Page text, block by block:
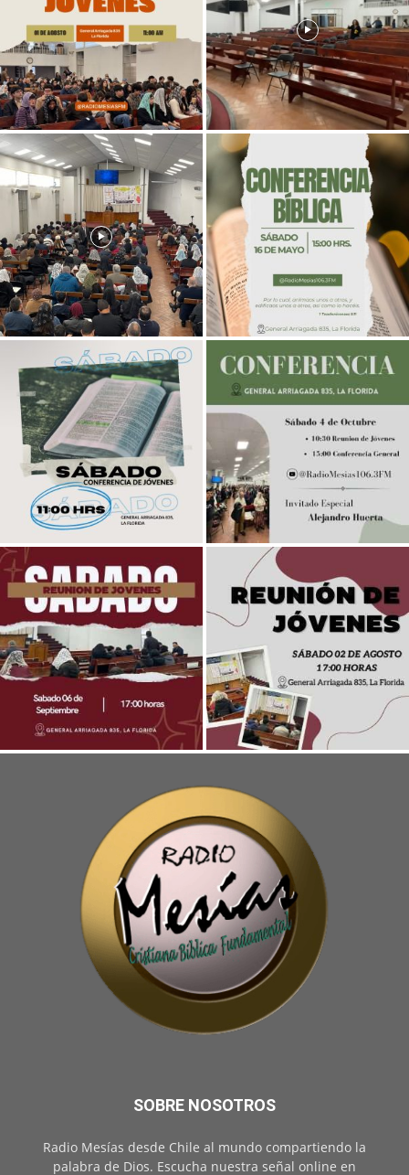
SOBRE NOSOTROS
Radio Mesías desde Chile al mundo compartiendo la
palabra de Dios. Escucha nuestra señal online en